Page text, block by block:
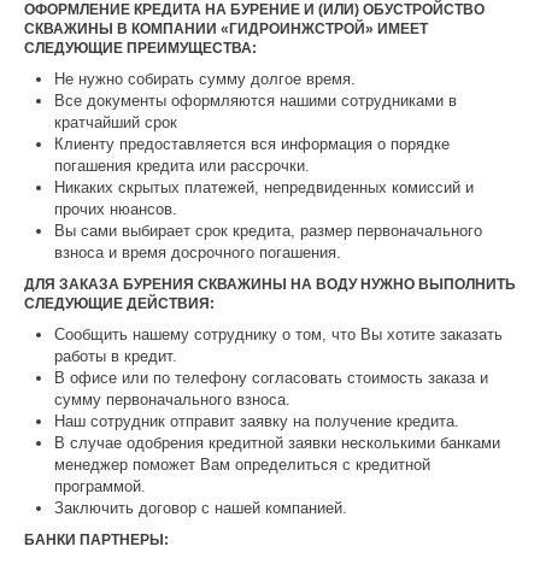
ОФОРМЛЕНИЕ КРЕДИТА НА БУРЕНИЕ И (ИЛИ) ОБУСТРОЙСТВО
СКВАЖИНЫ В КОМПАНИИ «ГИДРОИНЖСТРОЙ» ИМЕЕТ
СЛЕДУЮЩИЕ ПРЕИМУЩЕСТВА:
Не нужно собирать сумму долгое время.
Все документы оформляются нашими сотрудниками в
кратчайший срок
Клиенту предоставляется вся информация о порядке
погашения кредита или рассрочки.
Никаких скрытых платежей, непредвиденных комиссий и
прочих нюансов.
Вы сами выбирает срок кредита, размер первоначального
взноса и время досрочного погашения.
ДЛЯ ЗАКАЗА БУРЕНИЯ СКВАЖИНЫ НА ВОДУ НУЖНО ВЫПОЛНИТЬ
СЛЕДУЮЩИЕ ДЕЙСТВИЯ:
Сообщить нашему сотруднику о том, что Вы хотите заказать
работы в кредит.
В офисе или по телефону согласовать стоимость заказа и
сумму первоначального взноса.
Наш сотрудник отправит заявку на получение кредита.
В случае одобрения кредитной заявки несколькими банками
менеджер поможет Вам определиться с кредитной
программой.
Заключить договор с нашей компанией.
БАНКИ ПАРТНЕРЫ: